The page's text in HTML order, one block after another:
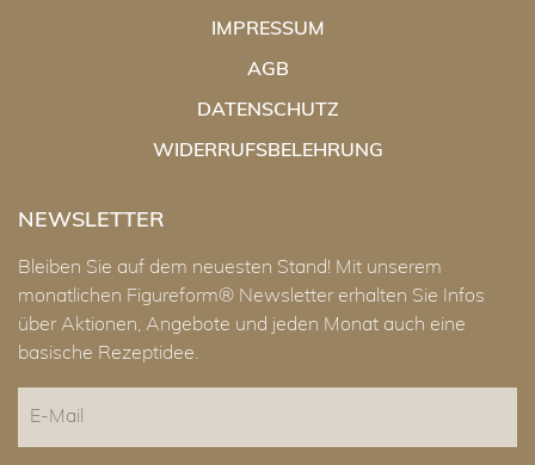
IMPRESSUM
AGB
DATENSCHUTZ
WIDERRUFSBELEHRUNG
NEWSLETTER
Bleiben Sie auf dem neuesten Stand! Mit unserem
monatlichen Figureform® Newsletter erhalten Sie Infos
über Aktionen, Angebote und jeden Monat auch eine
basische Rezeptidee.
Mail